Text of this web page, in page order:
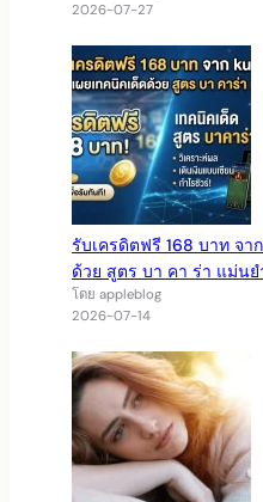
2026-07-27
รับเครดิตฟรี 168 บาท จา
ด้วย สูตร บา คา ร่า แม่นย
โดย appleblog
2026-07-14